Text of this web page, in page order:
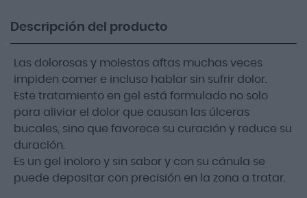
Descripción del producto
Las dolorosas y molestas aftas muchas veces
impiden comer e incluso hablar sin sufrir dolor.
Este tratamiento en gel está formulado no solo
para aliviar el dolor que causan las úlceras
bucales, sino que favorece su curación y reduce su
duración.
Es un gel inoloro y sin sabor y con su cánula se
puede depositar con precisión en la zona a tratar.